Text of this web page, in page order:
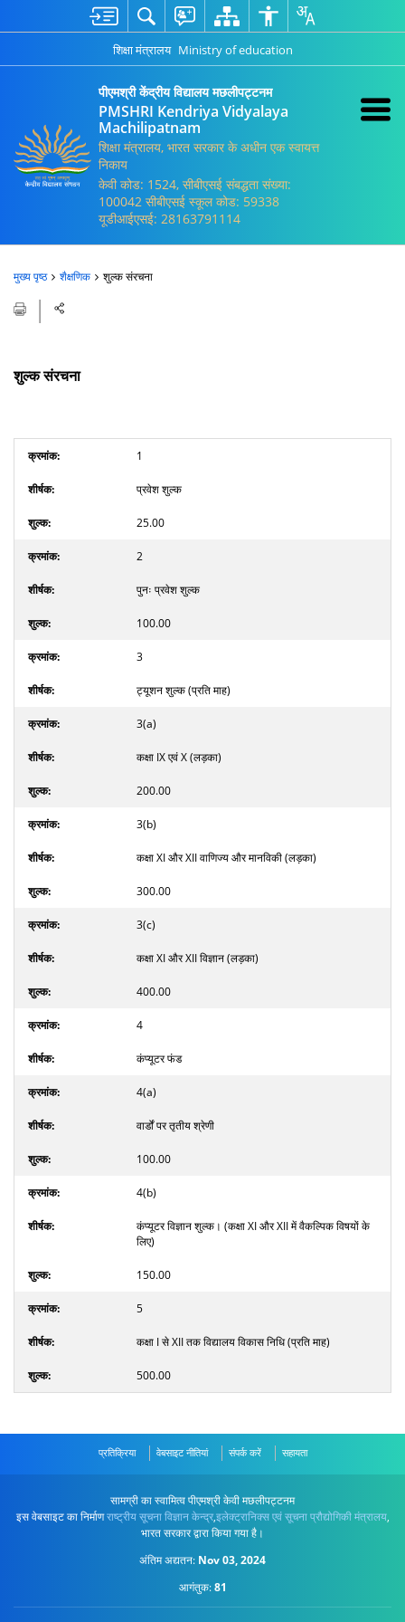
शिक्षा मंत्रालय Ministry of education
पीएमश्री केंद्रीय विद्यालय मछलीपट्टनम
PMSHRI Kendriya Vidyalaya
Machilipatnam
शिक्षा मंत्रालय, भारत सरकार के अधीन एक स्वायत्त
निकाय
केवी कोड: 1524, सीबीएसई संबद्धता संख्या:
100042 सीबीएसई स्कूल कोड: 59338
यूडीआईएसई: 28163791114
मुख्य पृष्ठ शैक्षणिक शुल्क संरचना
शुल्क संरचना
1
प्रवेश शुल्क
25.00
2
पुनः प्रवेश शुल्क
100.00
3
ट्यूशन शुल्क (प्रति माह)
3(a)
कक्षा IX एवं X (लड़का)
200.00
3(b)
कक्षा XI और XII वाणिज्य और मानविकी (लड़का)
300.00
3(c)
कक्षा XI और XII विज्ञान (लड़का)
400.00
4
कंप्यूटर फंड
4(a)
वार्डों पर तृतीय श्रेणी
100.00
4(b)
कंप्यूटर विज्ञान शुल्क। (कक्षा XI और XII में वैकल्पिक विषयों के
लिए)
150.00
5
कक्षा I से XII तक विद्यालय विकास निधि (प्रति माह)
500.00
प्रतिक्रिया वेबसाइट नीतियां संपर्क करें सहायता
सामग्री का स्वामित्व पीएमश्री केवी मछलीपट्टनम
इस वेबसाइट का निर्माणराष्ट्रीय सूचना विज्ञान केन्द्र,इलेक्ट्रानिक्स एवं सूचना प्रौद्योगिकी मंत्रालय,
भारत सरकार द्वारा किया गया है।
अंतिम अद्यतन: Nov 03, 2024
आगंतुक:81